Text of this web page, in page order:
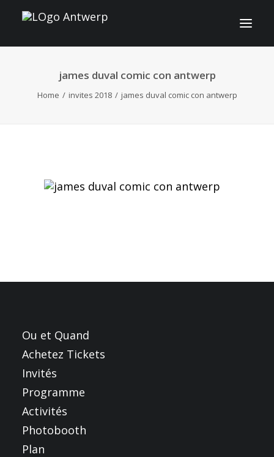
INFO
CONTACT
FRANÇAIS
NEDERLANDS
james duval comic con antwerp
Home invites 2018 james duval comic con antwerp
Ou et Quand
Achetez Tickets
Invités
Programme
Activités
Photobooth
Plan